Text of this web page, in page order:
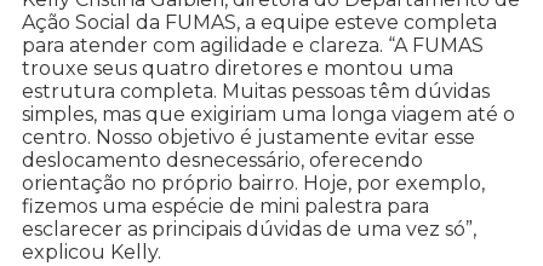
Ação Social da FUMAS, a equipe esteve completa
para atender com agilidade e clareza. “A FUMAS
trouxe seus quatro diretores e montou uma
estrutura completa. Muitas pessoas têm dúvidas
simples, mas que exigiriam uma longa viagem até o
centro. Nosso objetivo é justamente evitar esse
deslocamento desnecessário, oferecendo
orientação no próprio bairro. Hoje, por exemplo,
fizemos uma espécie de mini palestra para
esclarecer as principais dúvidas de uma vez só”,
explicou Kelly.